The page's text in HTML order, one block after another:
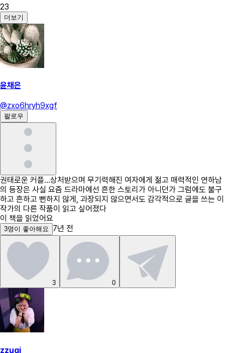
23
더보기
윤채은
@zxo6hryh9xgf
팔로우
권태로운 커플...상처받으며 무기력해진 여자에게 젊고 매력적인 연하남
의 등장은 사실 요즘 드라마에선 흔한 스토리가 아니던가 그럼에도 불구
하고 흔하고 뻔하지 않게, 과장되지 않으면서도 감각적으로 글을 쓰는 이
작가의 다른 작품이 읽고 싶어졌다
이 책을 읽었어요
3명 이 좋아해요 7년 전
3 0
zzugi